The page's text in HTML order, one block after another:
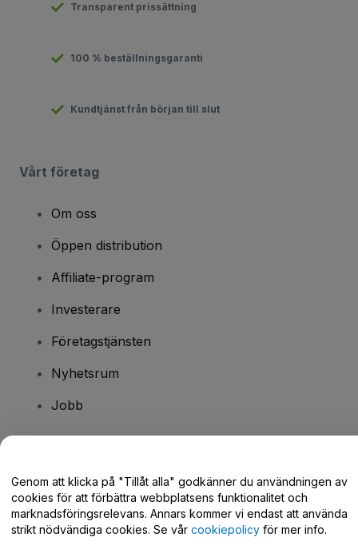
Transparent prissättning
100 % beställningsgaranti
Kundtjänst från början till slut
Vårt företag
Om oss
Öppen distribution
Affiliate-program
Investerare
Företagstjänsten
Nyhetsrum
Jobb
Hjälpcenter / Kontakta oss
Genom att klicka på "Tillåt alla" godkänner du användningen av
cookies för att förbättra webbplatsens funktionalitet och
marknadsföringsrelevans. Annars kommer vi endast att använda
strikt nödvändiga cookies. Se vår cookiepolicy för mer info.